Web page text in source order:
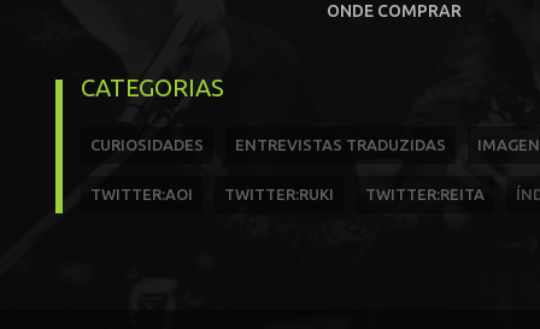
ONDE COMPRAR
CATEGORIAS
CURIOSIDADES ENTREVISTAS TRADUZIDAS
TWITTER:AOI TWITTER:RUKI TWITTER:REITA